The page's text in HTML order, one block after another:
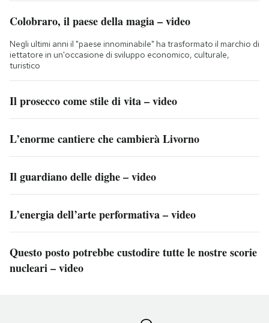
Colobraro, il paese della magia – video
Negli ultimi anni il "paese innominabile" ha trasformato il marchio di
iettatore in un'occasione di sviluppo economico, culturale,
turistico
Il prosecco come stile di vita – video
L’enorme cantiere che cambierà Livorno
Il guardiano delle dighe – video
L’energia dell’arte performativa – video
Questo posto potrebbe custodire tutte le nostre scorie
nucleari – video